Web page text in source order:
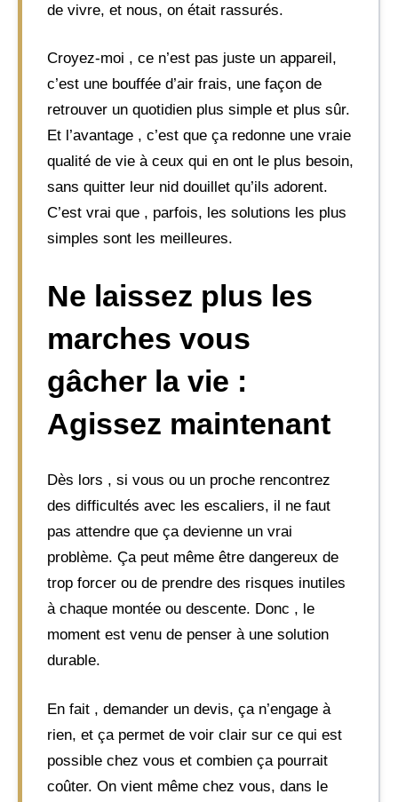
de vivre, et nous, on était rassurés.
Croyez-moi , ce n’est pas juste un appareil,
c’est une bouffée d’air frais, une façon de
retrouver un quotidien plus simple et plus sûr.
Et l’avantage , c’est que ça redonne une vraie
qualité de vie à ceux qui en ont le plus besoin,
sans quitter leur nid douillet qu’ils adorent.
C’est vrai que , parfois, les solutions les plus
simples sont les meilleures.
Ne laissez plus les
marches vous
gâcher la vie :
Agissez maintenant
Dès lors , si vous ou un proche rencontrez
des difficultés avec les escaliers, il ne faut
pas attendre que ça devienne un vrai
problème. Ça peut même être dangereux de
trop forcer ou de prendre des risques inutiles
à chaque montée ou descente. Donc , le
moment est venu de penser à une solution
durable.
En fait , demander un devis, ça n’engage à
rien, et ça permet de voir clair sur ce qui est
possible chez vous et combien ça pourrait
coûter. On vient même chez vous, dans le